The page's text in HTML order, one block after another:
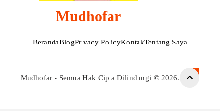
Mudhofar
BerandaBlogPrivacy PolicyKontakTentang Saya
Mudhofar - Semua Hak Cipta Dilindungi © 2026.